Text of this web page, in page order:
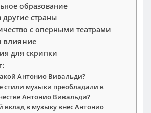
образование
другие страны
с оперными театрами
влияние
для скрипки
Антонио Вивальди?
стили музыки преобладали в
Антонио Вивальди?
вклад в музыку внес Антонио